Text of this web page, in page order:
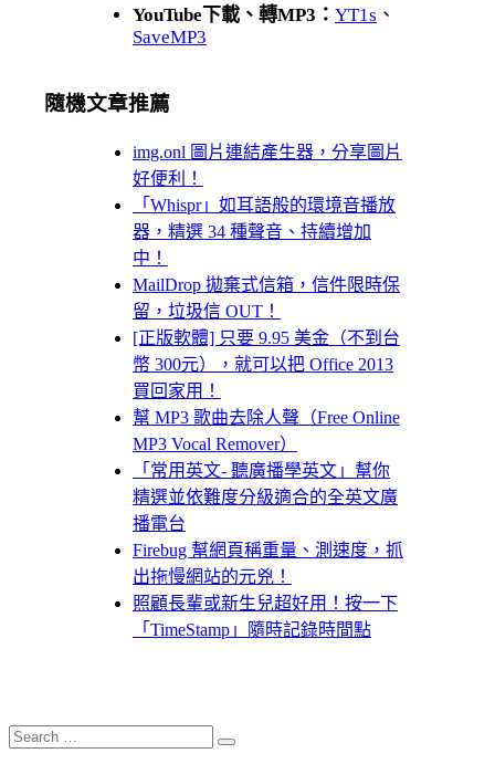
YouTube下載、轉MP3： YT1s 、
SaveMP3
隨機文章推薦
img.onl 圖片連結產生器，分享圖片
好便利！
「Whispr」如耳語般的環境音播放
器，精選 34 種聲音、持續增加
中！
MailDrop 拋棄式信箱，信件限時保
留，垃圾信 OUT！
[正版軟體] 只要 9.95 美金（不到台
幣 300元），就可以把 Office 2013
買回家用！
幫 MP3 歌曲去除人聲（Free Online
MP3 Vocal Remover）
「常用英文- 聽廣播學英文」幫你
精選並依難度分級適合的全英文廣
播電台
Firebug 幫網頁稱重量、測速度，抓
出拖慢網站的元兇！
照顧長輩或新生兒超好用！按一下
「TimeStamp」隨時記錄時間點
Search
for:
Search